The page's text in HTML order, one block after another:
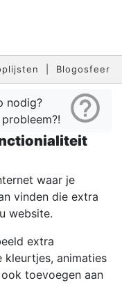
Blogosfeer
help_outline
nodig?
probleem?!
waar je
vinden die extra
website.
extra
kleurtjes, animaties
toevoegen aan